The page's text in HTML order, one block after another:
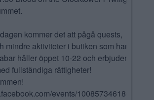
kommer det att pågå quests,
mindre aktiviteter i butiken som har öppet
håller öppet 10-22 och erbjuder mat
fullständiga rättigheter!
events/1008573461861981/